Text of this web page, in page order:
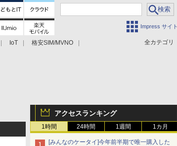
Impress サイト
全カテゴリ
IoT
格安SIM/MVNO
アクセスランキング
1時間 24時間 1週間 1カ月
[みんなのケータイ]今年前半期で唯一購入した